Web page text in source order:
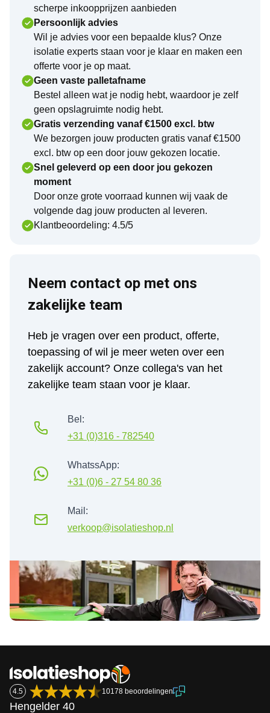
scherpe inkoopprijzen aanbieden
Persoonlijk advies
Wil je advies voor een bepaalde klus? Onze
isolatie experts staan voor je klaar en maken een
offerte voor je op maat.
Geen vaste palletafname
Bestel alleen wat je nodig hebt, waardoor je zelf
geen opslagruimte nodig hebt.
Gratis verzending vanaf €1500 excl. btw
We bezorgen jouw producten gratis vanaf €1500
excl. btw op een door jouw gekozen locatie.
Snel geleverd op een door jou gekozen
moment
Door onze grote voorraad kunnen wij vaak de
volgende dag jouw producten al leveren.
Klantbeoordeling: 4.5/5
Neem contact op met ons
zakelijke team
Heb je vragen over een product, offerte,
toepassing of wil je meer weten over een
zakelijk account? Onze collega's van het
zakelijke team staan voor je klaar.
Bel:
+31 (0)316 - 782540
WhatssApp:
+31 (0)6 - 27 54 80 36
Mail:
verkoop@isolatieshop.nl
4.5 10178 beoordelingen
Hengelder 40